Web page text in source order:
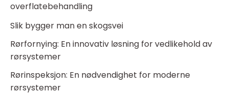
overflatebehandling
Slik bygger man en skogsvei
Rørfornying: En innovativ løsning for vedlikehold av
rørsystemer
Rørinspeksjon: En nødvendighet for moderne
rørsystemer